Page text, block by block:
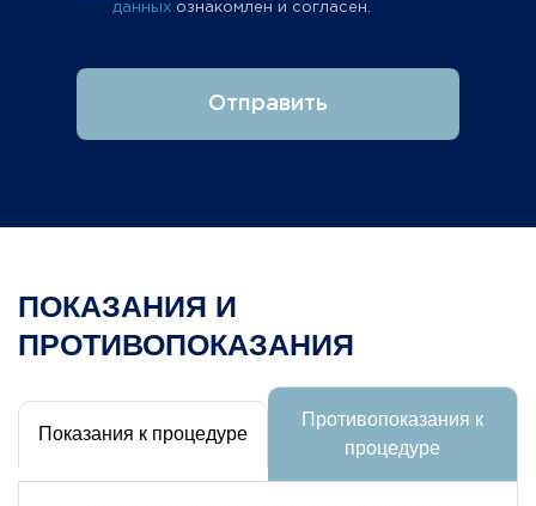
данных ознакомлен и согласен.
Отправить
ПОКАЗАНИЯ И
ПРОТИВОПОКАЗАНИЯ
Показания к процедуре
Противопоказания к
процедуре